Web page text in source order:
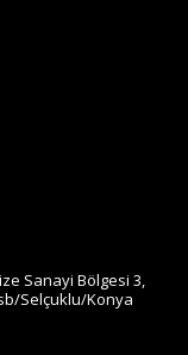
Sanayi Bölgesi 3,
Selçuklu/Konya